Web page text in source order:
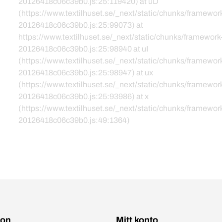
(https://www.textilhuset.se/_next/static/chunks/
20126418c06c39b0.js:25:99073) at
https://www.textilhuset.se/_next/static/chunks/
20126418c06c39b0.js:25:98940 at uI
(https://www.textilhuset.se/_next/static/chunks/
20126418c06c39b0.js:25:98947) at ux
(https://www.textilhuset.se/_next/static/chunks/
20126418c06c39b0.js:25:93986) at x
(https://www.textilhuset.se/_next/static/chunks/
20126418c06c39b0.js:49:1364)